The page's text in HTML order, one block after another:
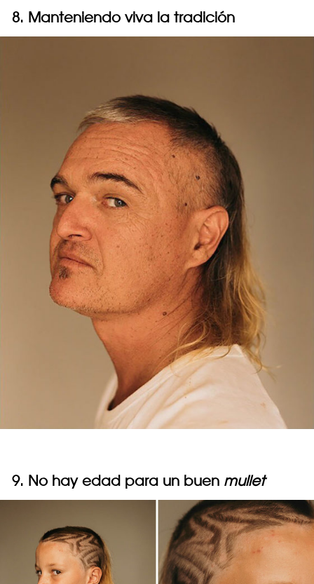
8. Manteniendo viva la tradición
9. No hay edad para un buen mullet